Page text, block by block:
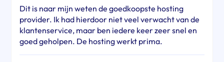
Dit is naar mijn weten de goedkoopste hosting
provider. Ik had hierdoor niet veel verwacht van de
klantenservice, maar ben iedere keer zeer snel en
goed geholpen. De hosting werkt prima.